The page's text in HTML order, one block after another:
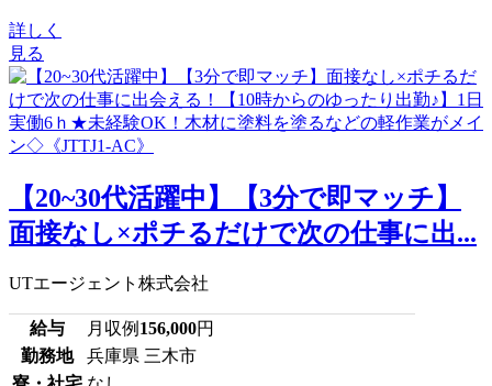
詳しく
見る
【20~30代活躍中】【3分で即マッチ】
面接なし×ポチるだけで次の仕事に出...
UTエージェント株式会社
給与 月収例 156,000円
勤務地
兵庫県 三木市